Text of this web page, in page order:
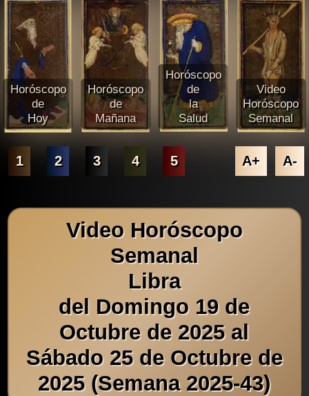
Horóscopo
de
Hoy
Horóscopo
de
Mañana
Horóscopo
de
la
Salud
Video
Horóscopo
Semanal
1 2 3 4 5 A+ A-
Video Horóscopo
Semanal
Libra
del Domingo 19 de
Octubre de 2025 al
Sábado 25 de Octubre de
2025 (Semana 2025-43)